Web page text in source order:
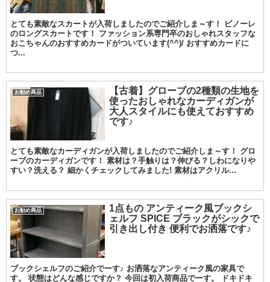
とても素敵なスカートが入荷しましたのでご紹介しま～す！ ピノーレ
のロングスカートです！ ファッション系専門卒のおしゃれスタッフな
おこちゃんのおすすめカードがついています(^^)/ おすすめカードに
つ...
お勧め商品
【古着】グローブの2種類の生地を
使ったおしゃれなカーディガンが
大人スタイルにも使えておすすめ
です♪
とても素敵なカーディガンが入荷しましたのでご紹介しま～す！ グロ
ーブのカーディガンです！ 素材は？手触りは？伸びる？しわになりや
すい？洗える？ 細かくチェックしてみました! 素材はアクリル...
お勧め商品
1点もの アンティーク風ブックシ
ェルフ SPICE ブラックがシックで
引き出し付き 便利でお洒落です♪
ブックシェルフのご紹介でーす♪ お洒落なアンティーク風の家具で
す。 状態はどんな感じですか？ 今回は初入荷商品でーす。 ドキドキ